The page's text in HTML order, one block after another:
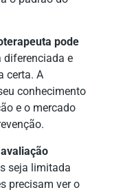
pode
diferenciada e
certa. A
conhecimento
e o mercado
avaliação
seja limitada
precisam ver o